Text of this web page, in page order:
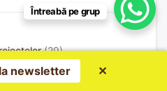
(29)
împădurire – Cereri (2)
newsletter ✕
Întreabă pe grup